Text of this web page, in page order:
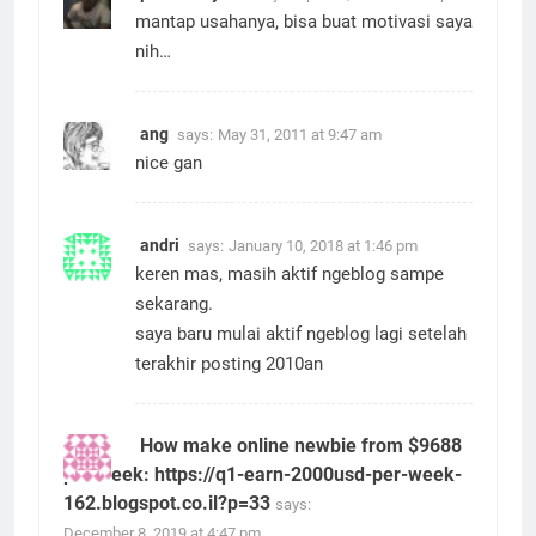
mantap usahanya, bisa buat motivasi saya
nih…
ang says: May 31, 2011 at 9:47 am
nice gan
andri says: January 10, 2018 at 1:46 pm
keren mas, masih aktif ngeblog sampe
sekarang.
saya baru mulai aktif ngeblog lagi setelah
terakhir posting 2010an
How make online newbie from $9688
per week: https://q1-earn-2000usd-per-week-
162.blogspot.co.il?p=33 says: